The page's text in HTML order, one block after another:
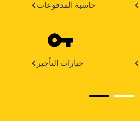
حاسبة المدفوعات
خيارات التأجير